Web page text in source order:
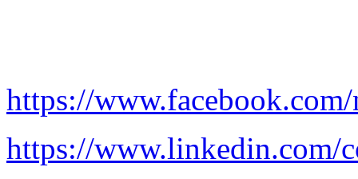
https://
https://www.linkedin.com/